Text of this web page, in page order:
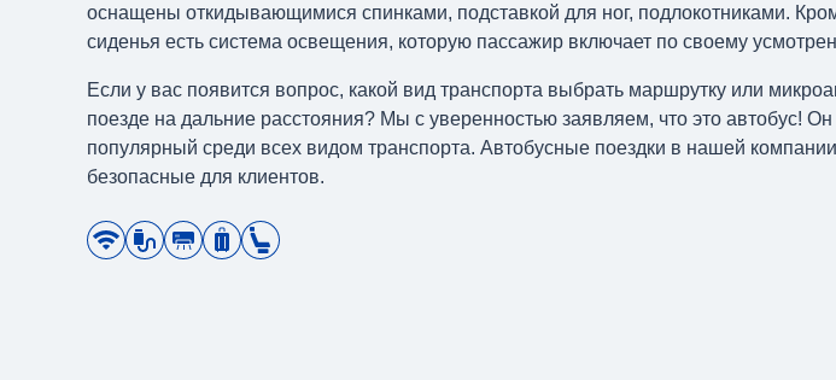
оснащены откидывающимися спинками, подставкой для ног, подлокотниками.
сиденья есть система освещения, которую пассажир включает по своему
Если у вас появится вопрос, какой вид транспорта выбрать маршрутку или
поезде на дальние расстояния? Мы с уверенностью заявляем, что это автобус!
популярный среди всех видом транспорта. Автобусные поездки в нашей
безопасные для клиентов.